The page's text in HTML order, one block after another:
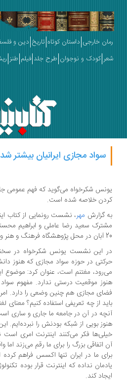
رمان خارجی داستان کوتاه تاریخ دین و
شعر کودک و نوجوان طرح جلد فیلم طنز
سواد مجازی ایرانیان بیشتر شد
یونس شکرخواه می‌گوید که فهم عمومی
کردن خلاصه شده است.
به گزارش مهر، نشست رونمایی از کتاب
مشترک سعید رضا عاملی و ابراهیم
20 آبان در محل پژوهشگاه فرهنگ و هنر و ارتباطات برگزار شد.
در این نشست یونس شکرخواه در
حرکتی در حوزه سواد مجازی که هنوز
می‌رود، مغتنم است، عنوان کرد: موضوع
هنوز موقعیت درستی ندارد. مفهوم
فضای مجازی هم چنین وضعی را دارد.
باید از چه تعریفی استفاده کنیم؟ معنای
آنچه در آن در جامعه ما جاری و ساری
هنوز بویی از شبکه بودنش را نبرده‌ایم.
خیلی‌ها فکر می‌کنند اینترنت امری
آن اتفاقی بزرگ را برای ما رقم می‌زند
برای ما در ایران تنها اکسس فراهم
یادمان نداده که اینترنت قرار بوده
ایجاد کند.